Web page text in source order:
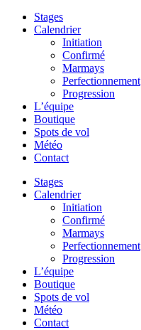
Stages
Calendrier
Initiation
Confirmé
Marmays
Perfectionnement
Progression
L’équipe
Boutique
Spots de vol
Météo
Contact
Stages
Calendrier
Initiation
Confirmé
Marmays
Perfectionnement
Progression
L’équipe
Boutique
Spots de vol
Météo
Contact